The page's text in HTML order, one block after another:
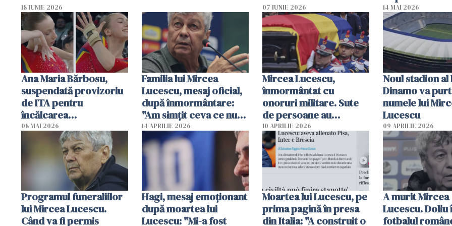
18 IUNIE 2026
jucător
07 IUNIE 2026
după ce a
campionatul
14 MAI 2026
Ana Maria Bărbosu,
suspendată provizoriu
de ITA pentru
încălcarea
regulamentului
antidoping
08 MAI 2026
Familia lui Mircea
Lucescu, mesaj oficial,
după înmormântare:
"Am simțit ceva ce nu
credeam posibil"
14 APRILIE 2026
Mircea Lucescu,
înmormântat cu
onoruri militare. Sute
de persoane au
participat la slujba de la
Biserica Sfântul
Elefterie
10 APRILIE 2026
Noul stadion al
Dinamo va
numele lui
Lucescu
09 APRILIE 2026
Programul funeraliilor
lui Mircea Lucescu.
Când va fi permis
Hagi, mesaj emoționant
după moartea lui
Lucescu: "Mi-a fost
Moartea lui Lucescu, pe
prima pagină în presa
din Italia: "A construit o
A murit Mircea
Lucescu. Doliu
fotbalul